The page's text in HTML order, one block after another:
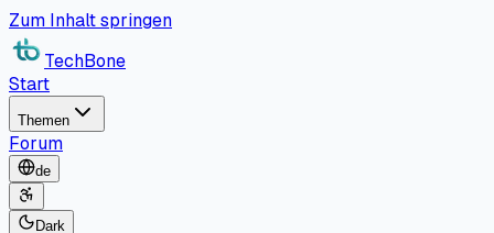
Zum Inhalt springen
TechBone
Start
Themen
Forum
de
Dark